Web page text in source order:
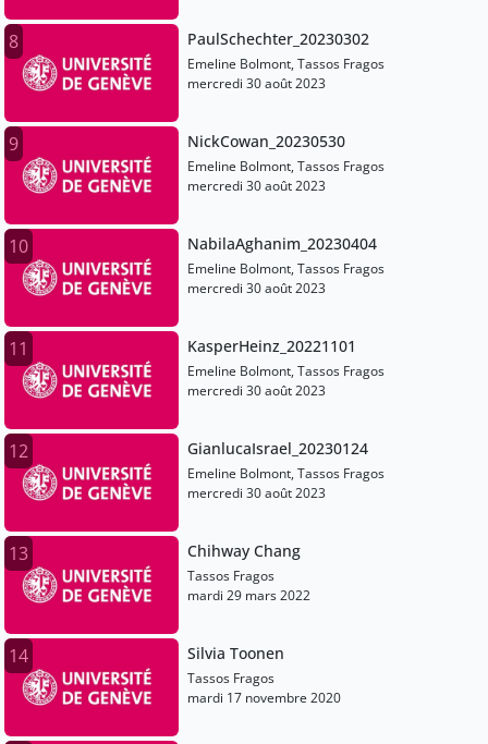
8 PaulSchechter_20230302
Emeline Bolmont, Tassos Fragos
mercredi 30 août 2023
9 NickCowan_20230530
Emeline Bolmont, Tassos Fragos
mercredi 30 août 2023
10 NabilaAghanim_20230404
Emeline Bolmont, Tassos Fragos
mercredi 30 août 2023
11 KasperHeinz_20221101
Emeline Bolmont, Tassos Fragos
mercredi 30 août 2023
12 GianlucaIsrael_20230124
Emeline Bolmont, Tassos Fragos
mercredi 30 août 2023
13 Chihway Chang
Tassos Fragos
mardi 29 mars 2022
14 Silvia Toonen
Tassos Fragos
mardi 17 novembre 2020